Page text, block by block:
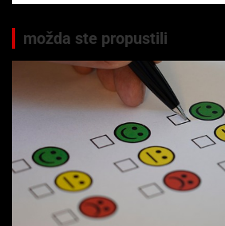
možda ste propustili